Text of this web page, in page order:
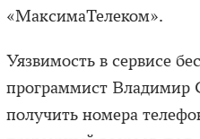
«МаксимаТелеком».
Уязвимость в сервисе
программист Владимир
получить номера